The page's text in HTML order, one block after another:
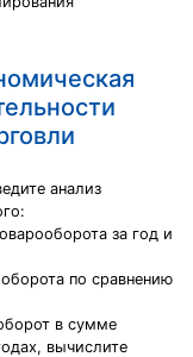
анализ
за год и
по сравнению
в сумме
вычислите